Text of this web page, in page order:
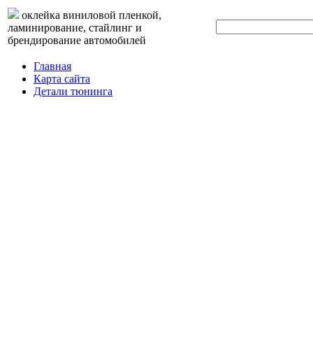
оклейка виниловой пленкой,
ламинирование, стайлинг и
брендирование автомобилей
Главная
Карта сайта
Детали тюнинга